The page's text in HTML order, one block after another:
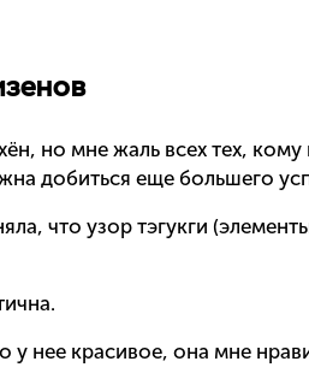
но мне жаль всех тех, кому
добиться еще большего
что узор тэгукги
у нее красивое, она мне